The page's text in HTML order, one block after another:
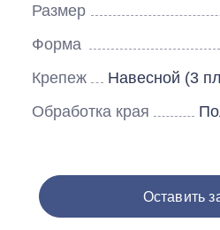
Размер
Форма
Крепеж
Навесной (3
Обработка края
Оставить